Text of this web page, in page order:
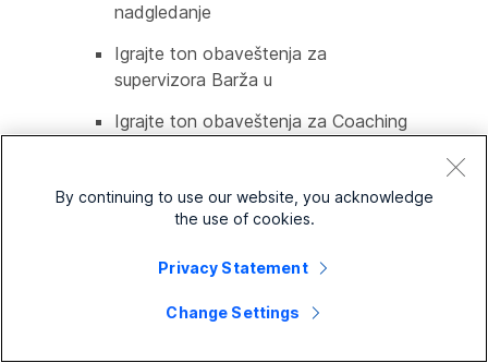
nadgledanje
Igrajte ton obaveštenja za
supervizora Barža u
Igrajte ton obaveštenja za Coaching
za agenta kada supervizor prati, trenira
ili ubacuje u poziv.
stranici Najave odredite poruke i muziku koju
pozivaoci čuju dok čekaju u redu i kliknite na
sledećih opcija:
By continuing to use our website, you acknowledge
the use of cookies.
Privacy Statement
Change Settings